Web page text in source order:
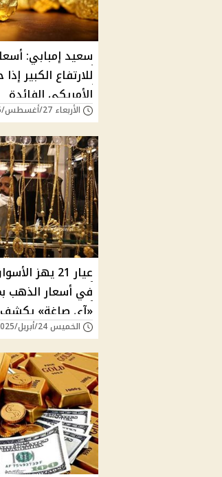
سعيد إمبابي:
للارتفاع الكبير
الأمريكي الفائدة
الأربعاء 27/أغسطس/2025 - 05:24 م
عيار 21 يهز
في أسعار الذهب
«آي صاغة» يكشف
للذهب ماذا ينتظر
الخميس 24/أبريل/2025 - 02:43 م